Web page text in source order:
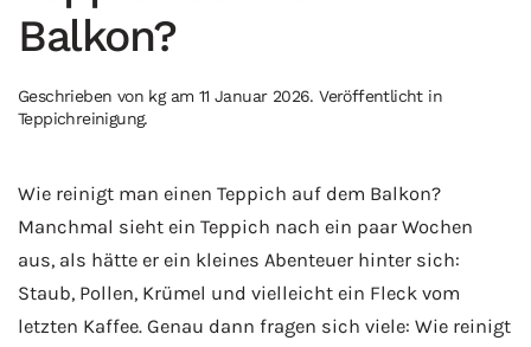
Balkon?
Geschrieben von kgam 11 Januar 2026. Veröffentlicht in
Teppichreinigung.
Wie reinigt man einen Teppich auf dem Balkon?
Manchmal sieht ein Teppich nach ein paar Wochen
aus, als hätte er ein kleines Abenteuer hinter sich:
Staub, Pollen, Krümel und vielleicht ein Fleck vom
letzten Kaffee. Genau dann fragen sich viele: Wie reinigt